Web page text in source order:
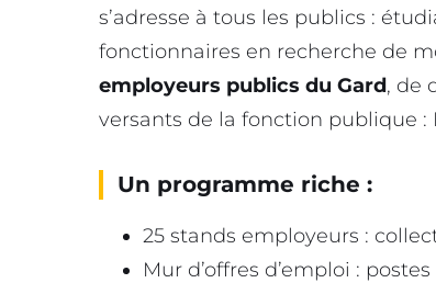
s’adresse à tous les publics :
fonctionnaires en recherche de
employeurs publics du Gard, de
versants de la fonction publique
Un programme riche :
25 stands employeurs :
Mur d’offres d’emploi :